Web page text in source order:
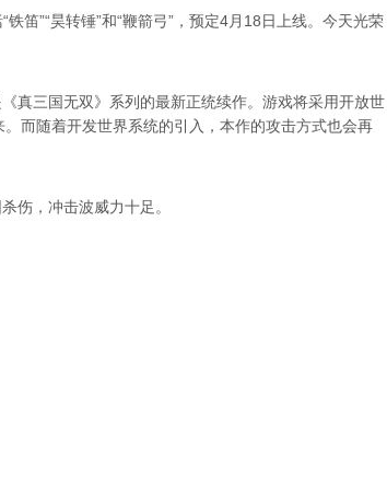
笛”“昊转锤”和“鞭箭弓”，预定4月18日上线。今天光荣
真三国无双》系列的最新正统续作。游戏将采用开放世
而随着开发世界系统的引入，本作的攻击方式也会再
伤，冲击波威力十足。